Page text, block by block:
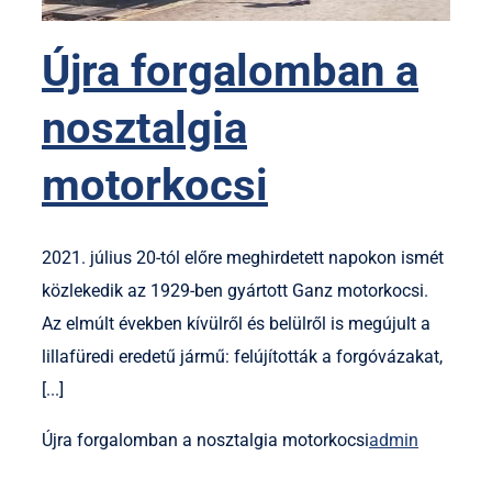
Újra forgalomban a
nosztalgia
motorkocsi
2021. július 20-tól előre meghirdetett napokon ismét
közlekedik az 1929-ben gyártott Ganz motorkocsi.
Az elmúlt években kívülről és belülről is megújult a
lillafüredi eredetű jármű: felújították a forgóvázakat,
[...]
Újra forgalomban a nosztalgia motorkocsiadmin